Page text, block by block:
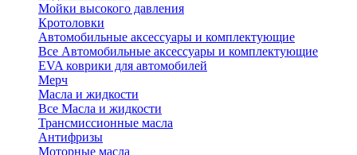
Мойки высокого давления
Кротоловки
Автомобильные аксессуары и комплектующие
Все Автомобильные аксессуары и комплектующие
EVA коврики для автомобилей
Мерч
Масла и жидкости
Все Масла и жидкости
Трансмиссионные масла
Антифризы
Моторные масла